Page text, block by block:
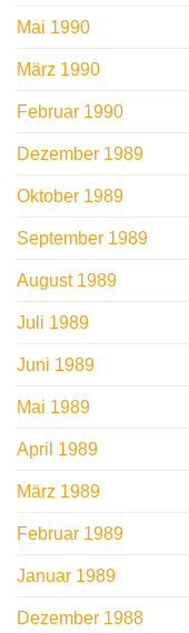
Mai 1990
März 1990
Februar 1990
Dezember 1989
Oktober 1989
September 1989
August 1989
Juli 1989
Juni 1989
Mai 1989
April 1989
März 1989
Februar 1989
Januar 1989
Dezember 1988